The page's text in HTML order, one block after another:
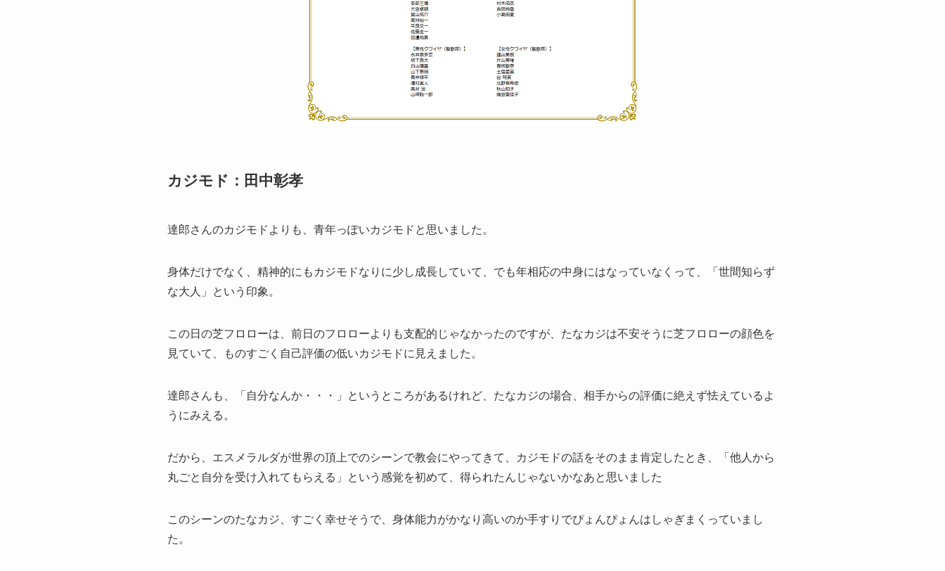
カジモド：田中彰孝
達郎さんのカジモドよりも、青年っぽいカジモドと思いました。
身体だけでなく、精神的にもカジモドなりに少し成長していて、でも年相応の中身にはなっていなくって、「世間知らず
な大人」という印象。
この日の芝フロローは、前日のフロローよりも支配的じゃなかったのですが、たなカジは不安そうに芝フロローの顔色を
見ていて、ものすごく自己評価の低いカジモドに見えました。
達郎さんも、「自分なんか・・・」というところがあるけれど、たなカジの場合、相手からの評価に絶えず怯えているよ
うにみえる。
だから、エスメラルダが世界の頂上でのシーンで教会にやってきて、カジモドの話をそのまま肯定したとき、「他人から
丸ごと自分を受け入れてもらえる」という感覚を初めて、得られたんじゃないかなあと思いました
このシーンのたなカジ、すごく幸せそうで、身体能力がかなり高いのか手すりでぴょんぴょんはしゃぎまくっていまし
た。